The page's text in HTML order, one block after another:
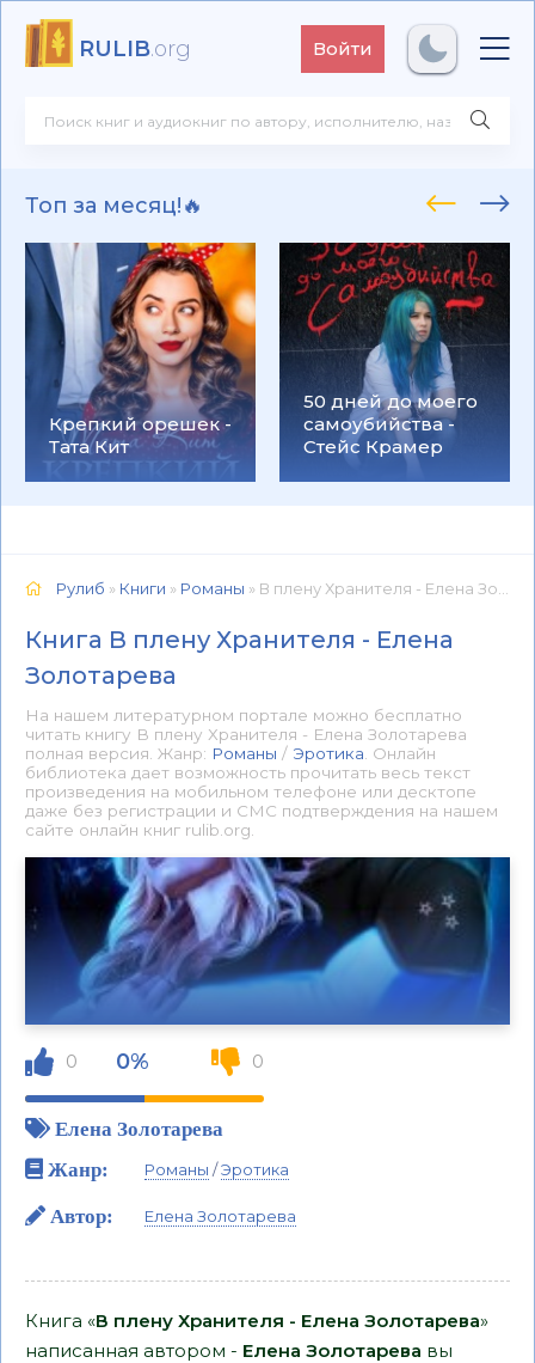
RULIB.org Войти
Топ за месяц!🔥
Крепкий орешек -
Тата Кит
50 дней до моего
самоубийства -
Стейс Крамер
Рулиб » Книги » Романы » В плену Хранителя - Елена Золотарева 📕 - Книга онлайн бесплатно
Книга В плену Хранителя - Елена
Золотарева
На нашем литературном портале можно бесплатно
читать книгу В плену Хранителя - Елена Золотарева
полная версия. Жанр: Романы / Эротика . Онлайн
библиотека дает возможность прочитать весь текст
произведения на мобильном телефоне или десктопе
даже без регистрации и СМС подтверждения на нашем
сайте онлайн книг rulib.org.
0 0% 0
Елена Золотарева
Жанр:
Романы /Эротика
Автор: Елена Золотарева
Книга «В плену Хранителя - Елена Золотарева»
написанная автором - Елена Золотарева вы